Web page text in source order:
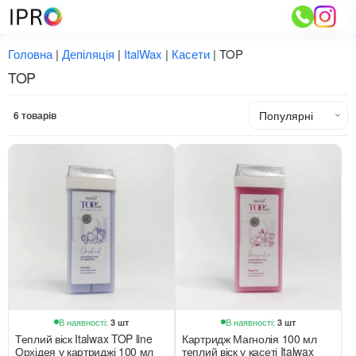
Перейти
до
Головна | Депіляція | ItalWax | Касети | TOP
TOP
6 товарів
В наявності: 3 шт
Теплий віск Italwax TOP line
Орхідея у картриджі 100 мл
В наявності: 3 шт
Картридж Магнолія 100 мл
теплий віск у касеті Italwax